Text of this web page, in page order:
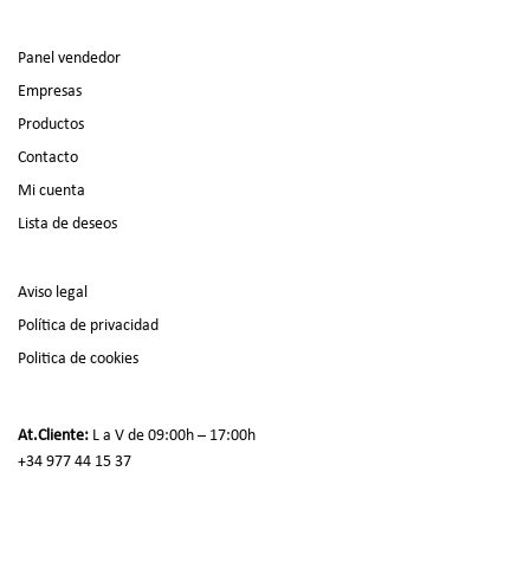
Panel vendedor
Empresas
Productos
Contacto
Mi cuenta
Lista de deseos
Aviso legal
Política de privacidad
Politica de cookies
At.Cliente: L a V de 09:00h – 17:00h
+34 977 44 15 37